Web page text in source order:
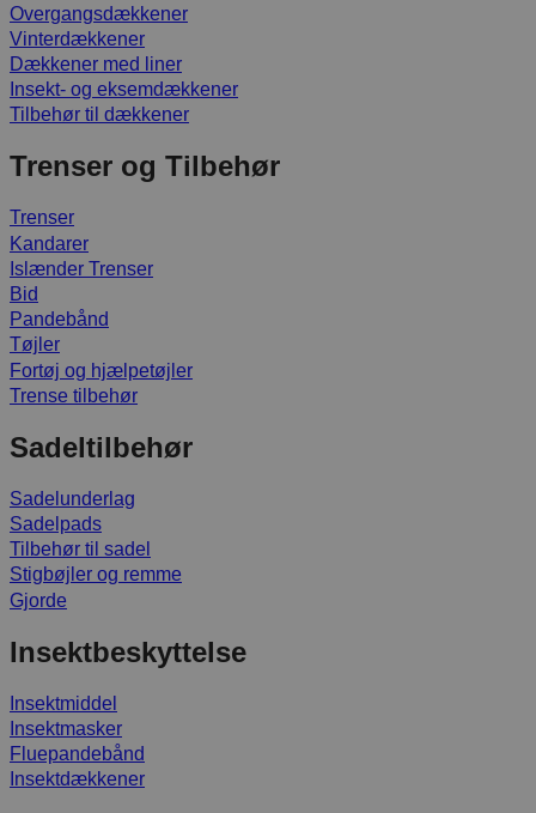
Overgangsdækkener
Vinterdækkener
Dækkener med liner
Insekt- og eksemdækkener
Tilbehør til dækkener
Trenser og Tilbehør
Trenser
Kandarer
Islænder Trenser
Bid
Pandebånd
Tøjler
Fortøj og hjælpetøjler
Trense tilbehør
Sadeltilbehør
Sadelunderlag
Sadelpads
Tilbehør til sadel
Stigbøjler og remme
Gjorde
Insektbeskyttelse
Insektmiddel
Insektmasker
Fluepandebånd
Insektdækkener